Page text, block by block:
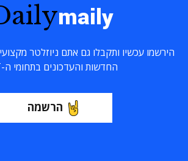
maily
הירשמו עכשיו ותקבלו גם אתם ניוזלטר
החדשות והעדכונים בתחומי ה-ICT
הרשמה